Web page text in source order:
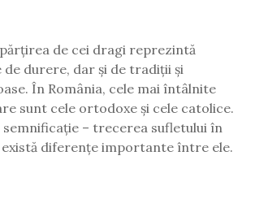
de cei dragi reprezintă
durere, dar și de tradiții și
În România, cele mai întâlnite
sunt cele ortodoxe și cele catolice.
semnificație – trecerea sufletului în
există diferențe importante între ele.